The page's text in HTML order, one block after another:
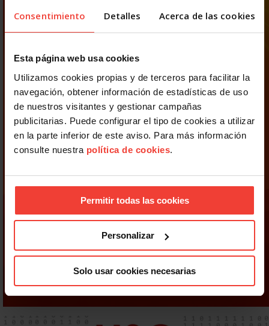
Consentimiento Detalles Acerca de las cookies
Esta página web usa cookies
Utilizamos cookies propias y de terceros para facilitar la
navegación, obtener información de estadísticas de uso
de nuestros visitantes y gestionar campañas
publicitarias. Puede configurar el tipo de cookies a utilizar
en la parte inferior de este aviso. Para más información
consulte nuestra política de cookies.
Permitir todas las cookies
Personalizar
Solo usar cookies necesarias